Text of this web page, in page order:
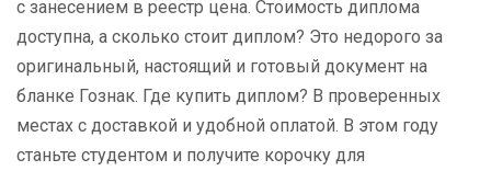
с занесением в реестр цена. Стоимость диплома
доступна, а сколько стоит диплом? Это недорого за
оригинальный, настоящий и готовый документ на
бланке Гознак. Где купить диплом? В проверенных
местах с доставкой и удобной оплатой. В этом году
станьте студентом и получите корочку для